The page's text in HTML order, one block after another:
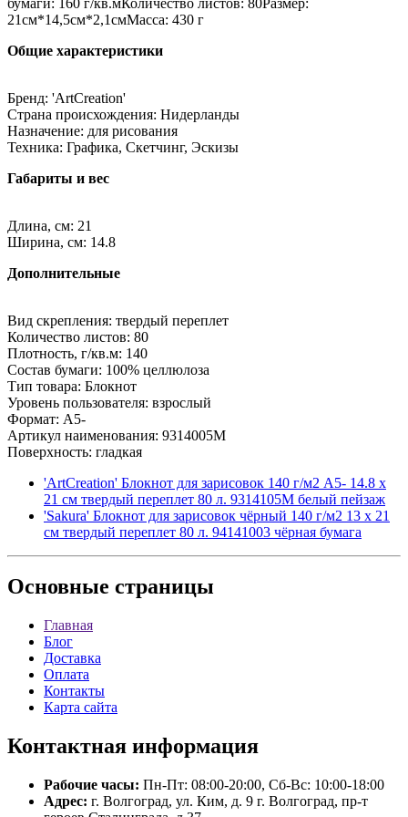
21см*14,5см*2,1смМасса: 430 г
Общие характеристики
Бренд: 'ArtCreation'
Страна происхождения: Нидерланды
Назначение: для рисования
Техника: Графика, Скетчинг, Эскизы
Габариты и вес
Длина, см: 21
Ширина, см: 14.8
Дополнительные
Вид скрепления: твердый переплет
Количество листов: 80
Плотность, г/кв.м: 140
Состав бумаги: 100% целлюлоза
Тип товара: Блокнот
Уровень пользователя: взрослый
Формат: A5-
Артикул наименования: 9314005M
Поверхность: гладкая
'ArtCreation' Блокнот для зарисовок 140 г/м2 A5- 14.8 х
21 см твердый переплет 80 л. 9314105M белый пейзаж
'Sakura' Блокнот для зарисовок чёрный 140 г/м2 13 х 21
см твердый переплет 80 л. 94141003 чёрная бумага
Основные страницы
Главная
Блог
Доставка
Оплата
Контакты
Карта сайта
Контактная информация
Рабочие часы: Пн-Пт: 08:00-20:00, Сб-Вс: 10:00-18:00
Адрес: г. Волгоград, ул. Ким, д. 9 г. Волгоград, пр-т